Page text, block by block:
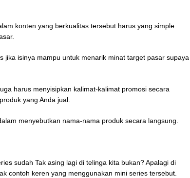
konten yang berkualitas tersebut harus yang simple
jika isinya mampu untuk menarik minat target pasar supaya
harus menyisipkan kalimat-kalimat promosi secara
yang Anda jual.
menyebutkan nama-nama produk secara langsung.
sudah Tak asing lagi di telinga kita bukan? Apalagi di
contoh keren yang menggunakan mini series tersebut.